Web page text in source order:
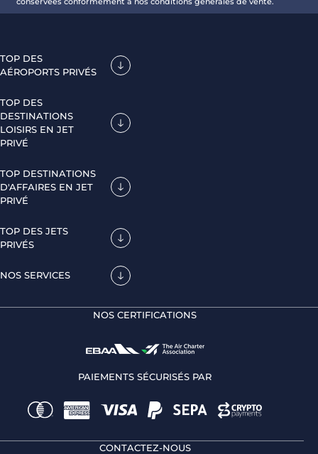
TOP DES
AÉROPORTS PRIVÉS
TOP DES
DESTINATIONS
LOISIRS EN JET
PRIVÉ
TOP DESTINATIONS
D'AFFAIRES EN JET
PRIVÉ
TOP DES JETS
PRIVÉS
NOS SERVICES
NOS CERTIFICATIONS
PAIEMENTS SÉCURISÉS PAR
CONTACTEZ-NOUS